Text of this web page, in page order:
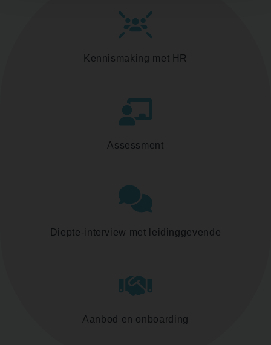
Kennismaking met HR
Assessment
Diepte-interview met leidinggevende
Aanbod en onboarding